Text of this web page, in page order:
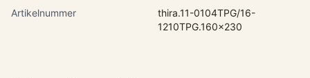
Artikelnummer
thira.11-0104TPG/16-
1210TPG.160x230